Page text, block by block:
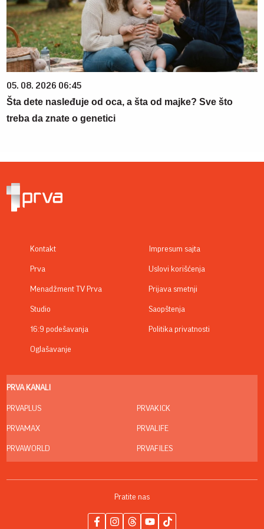
05. 08. 2026 06:45
Šta dete nasleđuje od oca, a šta od majke? Sve što
treba da znate o genetici
Kontakt
Prva
Menadžment TV Prva
Studio
16:9 podešavanja
Oglašavanje
Impresum sajta
Uslovi korišćenja
Prijava smetnji
Saopštenja
Politika privatnosti
PRVA KANALI
PRVAPLUS
PRVAMAX
PRVAWORLD
PRVAKICK
PRVALIFE
PRVAFILES
Pratite nas